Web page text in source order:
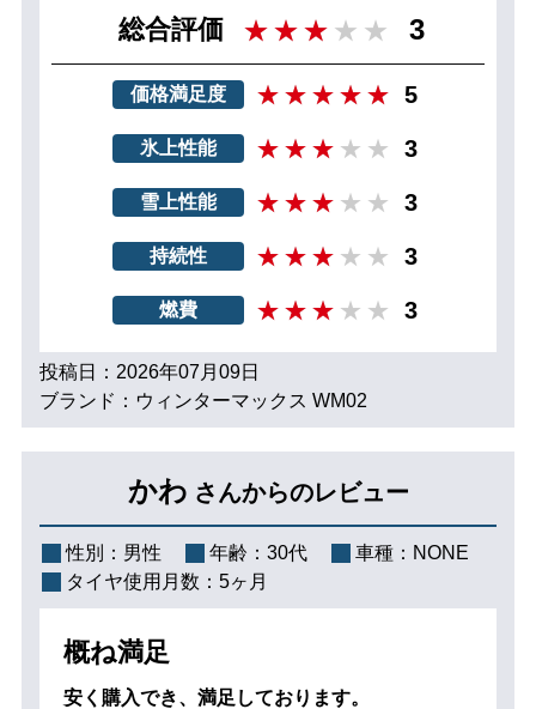
総合評価 3
価格満足度 5
氷上性能 3
雪上性能 3
持続性 3
燃費 3
投稿日：2026年07月09日
ブランド：ウィンターマックス WM02
かわ さんからのレビュー
性別： 男性 年齢： 30代 車種： NONE
タイヤ使用月数： 5ヶ月
概ね満足
安く購入でき、満足しております。